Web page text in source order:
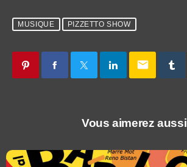
MUSIQUE PIZZETTO SHOW
email
Vous aimerez aussi